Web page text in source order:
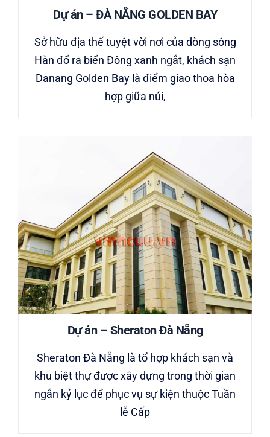
Dự án – ĐÀ NẴNG GOLDEN BAY
Sở hữu địa thế tuyệt vời nơi của dòng sông
Hàn đổ ra biển Đông xanh ngắt, khách sạn
Danang Golden Bay là điểm giao thoa hòa
hợp giữa núi,
Dự án – Sheraton Ðà Nẵng
Sheraton Ðà Nẵng là tổ hợp khách sạn và
khu biệt thự được xây dựng trong thời gian
ngắn kỷ lục để phục vụ sự kiện thuộc Tuần
lễ Cấp